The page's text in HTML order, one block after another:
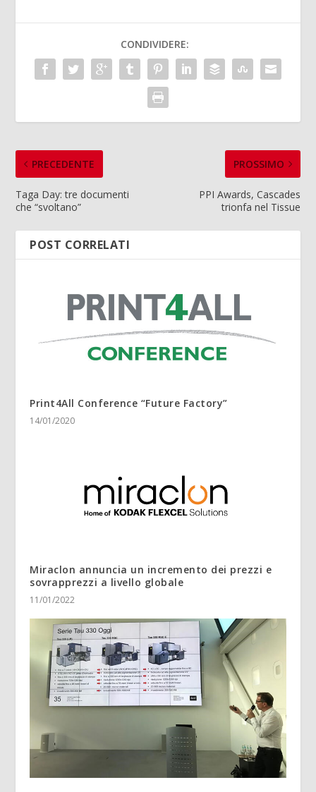
CONDIVIDERE:
PRECEDENTE
Taga Day: tre documenti
che “svoltano”
PROSSIMO
PPI Awards, Cascades
trionfa nel Tissue
POST CORRELATI
Print4All Conference “Future Factory”
14/01/2020
Miraclon annuncia un incremento dei prezzi e
sovrapprezzi a livello globale
11/01/2022